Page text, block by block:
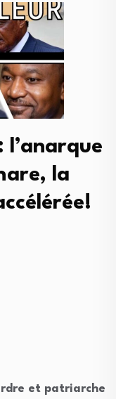
l’anarque
la
et patriarche